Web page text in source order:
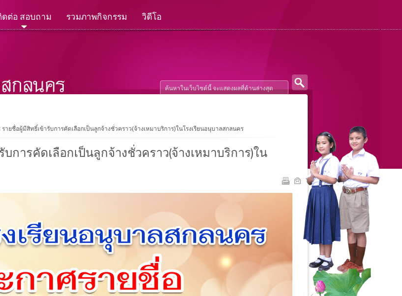
ดต่อ สอบถาม รวมภาพกิจกรรม วิดีโอ
รายชื่อผู้มีสิทธิ์เข้ารับการคัดเลือกเป็นลูกจ้างชั่วคราว(จ้างเหมาบริการ)ในโรงเรียนอนุบาลสกลนคร
การคัดเลือกเป็นลูกจ้างชั่วคราว(จ้างเหมาบริการ)ใน